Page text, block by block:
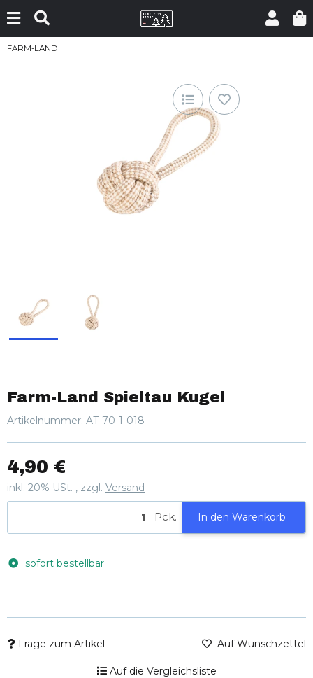
FARM-LAND
Farm-Land Spieltau Kugel
Artikelnummer: AT-70-1-018
4,90 €
inkl. 20% USt. , zzgl. Versand
Pck. In den Warenkorb
sofort bestellbar
Frage zum Artikel Auf Wunschzettel
Auf die Vergleichsliste